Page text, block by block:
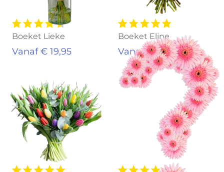
Boeket Lieke
Vanaf € 19,95
Boeket Eline
Vanaf € 19,95
Uitverkocht